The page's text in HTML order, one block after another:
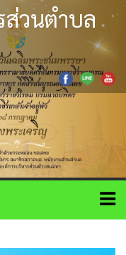
ส่วนตำบล